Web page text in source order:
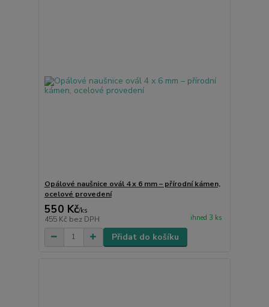
Opálové naušnice ovál 4 x 6 mm – přírodní kámen,
ocelové provedení
550 Kč/ks
455 Kč bez DPH ihned 3 ks
Přidat do košíku